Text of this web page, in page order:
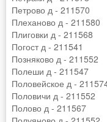
Петрово д - 211570
Плеханово д - 211580
Плиговки д - 211568
Погост д - 211541
Позняково д - 211552
Полеши д - 211547
Половейское д -
Половичи д - 211552
Полово д - 211567